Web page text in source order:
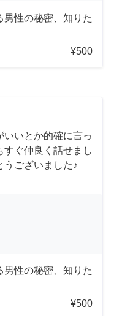
男性の秘密、知りた
¥500
いとか的確に言っ
すぐ仲良く話せまし
うございました♪
男性の秘密、知りた
¥500